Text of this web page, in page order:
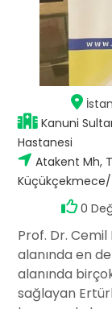
Kanuni
Hastanesi
Atakent Mh,
0
Prof. Dr. Cemil
alanında en
alanında
sağlayan